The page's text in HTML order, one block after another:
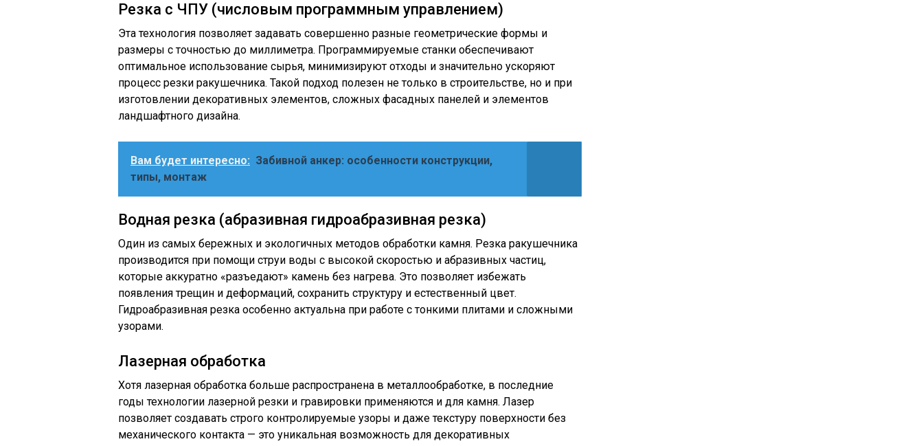
Резка с ЧПУ (числовым программным управлением)
Эта технология позволяет задавать совершенно разные геометрические формы и
размеры с точностью до миллиметра. Программируемые станки обеспечивают
оптимальное использование сырья, минимизируют отходы и значительно ускоряют
процесс резки ракушечника. Такой подход полезен не только в строительстве, но и при
изготовлении декоративных элементов, сложных фасадных панелей и элементов
ландшафтного дизайна.
Вам будет интересно: Забивной анкер: особенности конструкции,
типы, монтаж
Водная резка (абразивная гидроабразивная резка)
Один из самых бережных и экологичных методов обработки камня. Резка ракушечника
производится при помощи струи воды с высокой скоростью и абразивных частиц,
которые аккуратно «разъедают» камень без нагрева. Это позволяет избежать
появления трещин и деформаций, сохранить структуру и естественный цвет.
Гидроабразивная резка особенно актуальна при работе с тонкими плитами и сложными
узорами.
Лазерная обработка
Хотя лазерная обработка больше распространена в металлообработке, в последние
годы технологии лазерной резки и гравировки применяются и для камня. Лазер
позволяет создавать строго контролируемые узоры и даже текстуру поверхности без
механического контакта — это уникальная возможность для декоративных